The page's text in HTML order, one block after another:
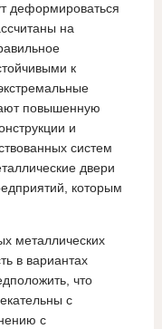
деформироваться
на
к
повышенную
и
систем
двери
которым
металлических
в вариантах
что
с
с